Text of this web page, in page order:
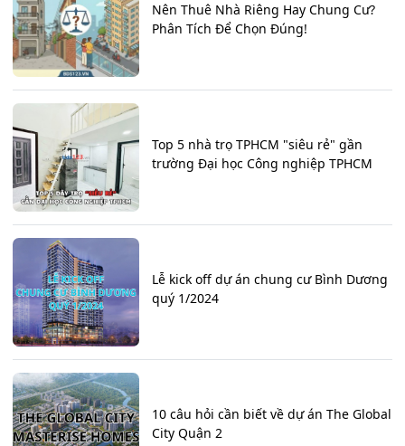
Nên Thuê Nhà Riêng Hay Chung Cư?
Phân Tích Để Chọn Đúng!
Top 5 nhà trọ TPHCM "siêu rẻ" gần
trường Đại học Công nghiệp TPHCM
Lễ kick off dự án chung cư Bình Dương
quý 1/2024
10 câu hỏi cần biết về dự án The Global
City Quận 2